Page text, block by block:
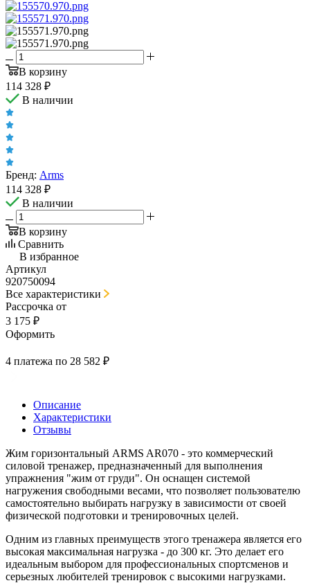
В корзину
114 328 ₽
В наличии
Бренд: Arms
114 328 ₽
В наличии
В корзину
Сравнить
В избранное
Артикул
920750094
Все характеристики
Рассрочка от
3 175 ₽
Оформить
4 платежа по 28 582 ₽
Описание
Характеристики
Отзывы
Жим горизонтальный ARMS AR070 - это коммерческий
силовой тренажер, предназначенный для выполнения
упражнения "жим от груди". Он оснащен системой
нагружения свободными весами, что позволяет пользователю
самостоятельно выбирать нагрузку в зависимости от своей
физической подготовки и тренировочных целей.
Одним из главных преимуществ этого тренажера является его
высокая максимальная нагрузка - до 300 кг. Это делает его
идеальным выбором для профессиональных спортсменов и
серьезных любителей тренировок с высокими нагрузками.